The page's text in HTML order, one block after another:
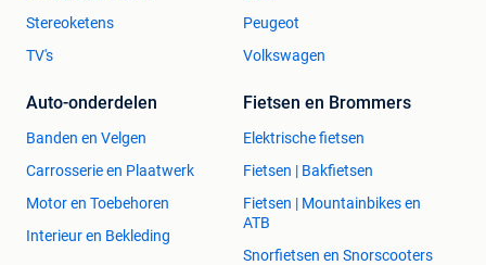
Stereoketens
TV's
Peugeot
Volkswagen
Auto-onderdelen
Banden en Velgen
Carrosserie en Plaatwerk
Motor en Toebehoren
Interieur en Bekleding
Fietsen en Brommers
Elektrische fietsen
Fietsen | Bakfietsen
Fietsen | Mountainbikes en
ATB
Snorfietsen en Snorscooters